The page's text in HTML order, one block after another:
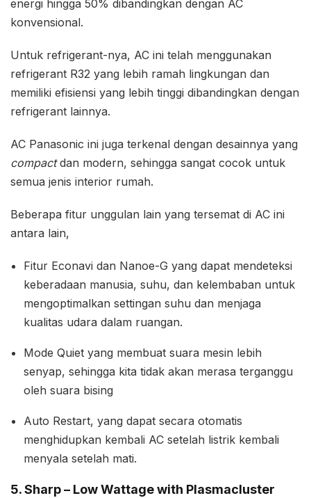
energi hingga 50% dibandingkan dengan AC
konvensional.
Untuk refrigerant-nya, AC ini telah menggunakan
refrigerant R32 yang lebih ramah lingkungan dan
memiliki efisiensi yang lebih tinggi dibandingkan dengan
refrigerant lainnya.
AC Panasonic ini juga terkenal dengan desainnya yang
compactdan modern, sehingga sangat cocok untuk
semua jenis interior rumah.
Beberapa fitur unggulan lain yang tersemat di AC ini
antara lain,
Fitur Econavi dan Nanoe-G yang dapat mendeteksi
keberadaan manusia, suhu, dan kelembaban untuk
mengoptimalkan settingan suhu dan menjaga
kualitas udara dalam ruangan.
Mode Quiet yang membuat suara mesin lebih
senyap, sehingga kita tidak akan merasa terganggu
oleh suara bising
Auto Restart, yang dapat secara otomatis
menghidupkan kembali AC setelah listrik kembali
menyala setelah mati.
5. Sharp – Low Wattage with Plasmacluster